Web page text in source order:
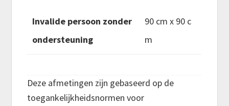
Invalide persoon zonder
ondersteuning
90 cm x 90 c
m
Deze afmetingen zijn gebaseerd op de
toegankelijkheidsnormen voor